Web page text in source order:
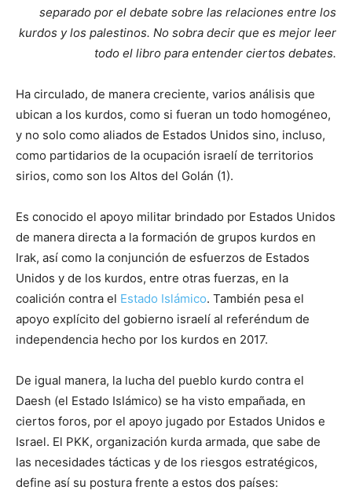
separado por el debate sobre las relaciones entre los
kurdos y los palestinos. No sobra decir que es mejor leer
todo el libro para entender ciertos debates.
Ha circulado, de manera creciente, varios análisis que
ubican a los kurdos, como si fueran un todo homogéneo,
y no solo como aliados de Estados Unidos sino, incluso,
como partidarios de la ocupación israelí de territorios
sirios, como son los Altos del Golán (1).
Es conocido el apoyo militar brindado por Estados Unidos
de manera directa a la formación de grupos kurdos en
Irak, así como la conjunción de esfuerzos de Estados
Unidos y de los kurdos, entre otras fuerzas, en la
coalición contra el Estado Islámico. También pesa el
apoyo explícito del gobierno israelí al referéndum de
independencia hecho por los kurdos en 2017.
De igual manera, la lucha del pueblo kurdo contra el
Daesh (el Estado Islámico) se ha visto empañada, en
ciertos foros, por el apoyo jugado por Estados Unidos e
Israel. El PKK, organización kurda armada, que sabe de
las necesidades tácticas y de los riesgos estratégicos,
define así su postura frente a estos dos países: